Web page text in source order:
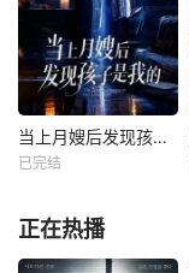
当上月嫂后发现孩子是我的
已完结
正在热播